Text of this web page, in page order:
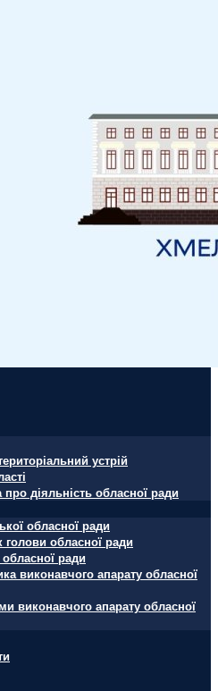
устрій
про діяльність обласної ради
обласної ради
обласної ради
ради
виконавчого апарату обласної
виконавчого апарату обласної